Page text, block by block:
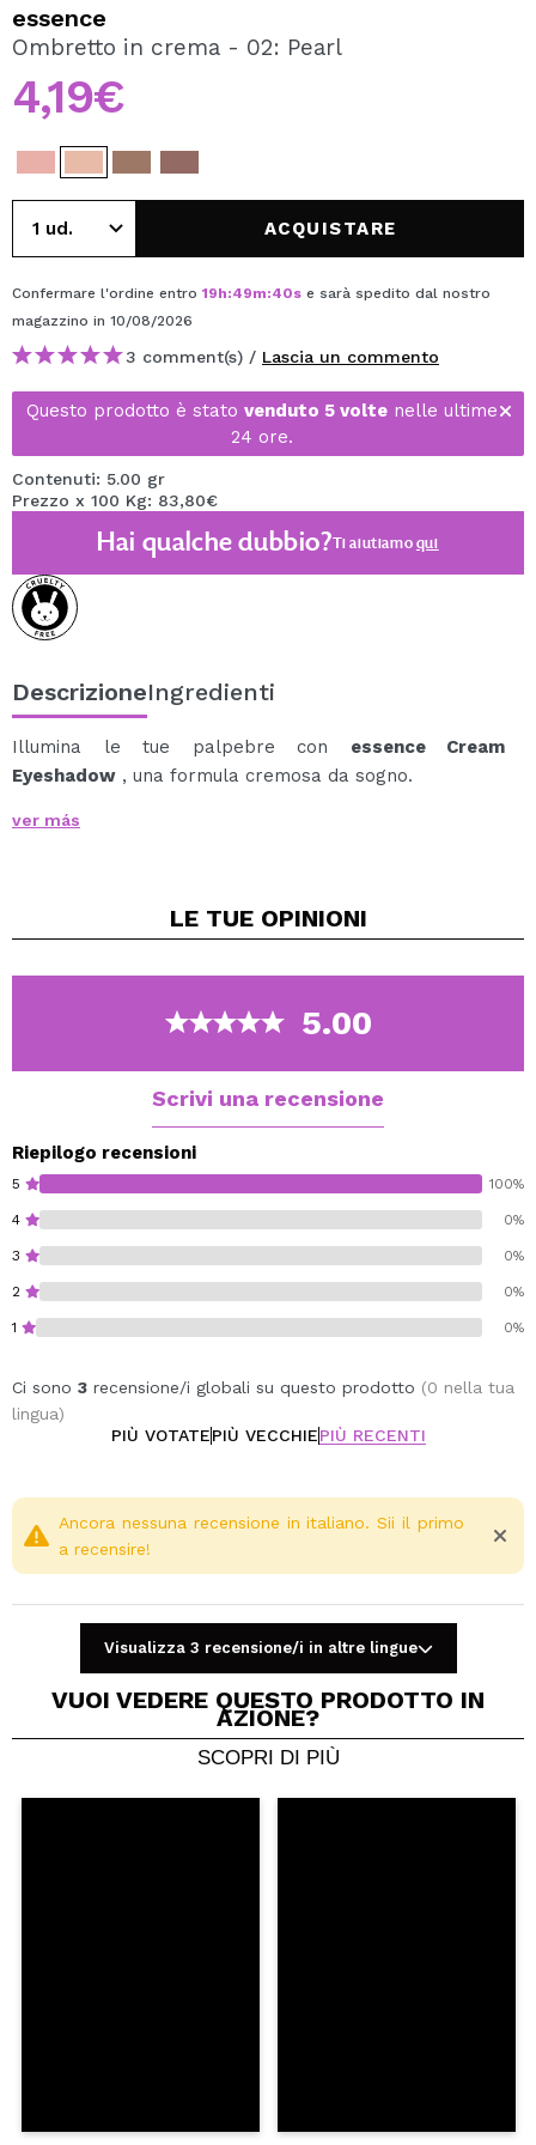
Creando un account su Maquibeauty.it potrai fare i tuoi
acquisti velocemente, controllare lo stato dei tuoi ordini e
consultare le tue operazioni precedenti.
essence
Ombretto in crema - 02: Pearl
4,19€
ACQUISTARE
Confermare l'ordine entro 19h:49m:40s e sarà spedito dal nostro
magazzino in 10/08/2026
3 comment(s) / Lascia un commento
Questo prodotto è stato venduto 5 volte nelle ultime
24 ore.
Contenuti: 5.00 gr
Prezzo x 100 Kg: 83,80€
Hai qualche dubbio?Ti aiutiamoqui
DescrizioneIngredienti
Illumina le tue palpebre con essence Cream
Eyeshadow , una formula cremosa da sogno.
look in pochi secondi, sfumandosi perfettamente sulle
Che tu lo scelga morbido e delicato o più intenso per
tuo stile.
Perfetto per tutti i livelli di abilità, questo ombretto
multiuso dona lucentezza e glamour all'istante in una
Cruelty free.
Oil free.
Alcohol free.
Paraben free.
ver más
LE TUE OPINIONI
5.00
Scrivi una recensione
Riepilogo recensioni
5 100%
4 0%
3 0%
2 0%
1 0%
Ci sono 3 recensione/i globali su questo prodotto (0 nella tua
lingua)
PIÙ VOTATEPIÙ VECCHIEPIÙ RECENTI
Condividi un video o una foto
Il tuo video potrebbe essere il primo. Immaginalo...
Ancora nessuna recensione in italiano. Sii il primo
a recensire!
Visualizza 3 recensione/i in altre lingue
VUOI VEDERE QUESTO PRODOTTO IN
AZIONE?
SCOPRI DI PIÙ